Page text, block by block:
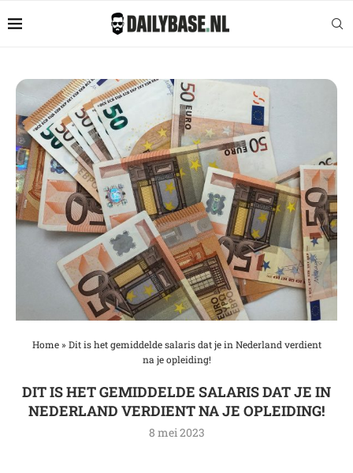
Home» Dit is het gemiddelde salaris dat je in Nederland verdient
na je opleiding!
DIT IS HET GEMIDDELDE SALARIS DAT JE IN
NEDERLAND VERDIENT NA JE OPLEIDING!
8 mei 2023